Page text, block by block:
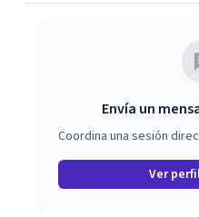
Envía un
Coordina una sesión
Ver